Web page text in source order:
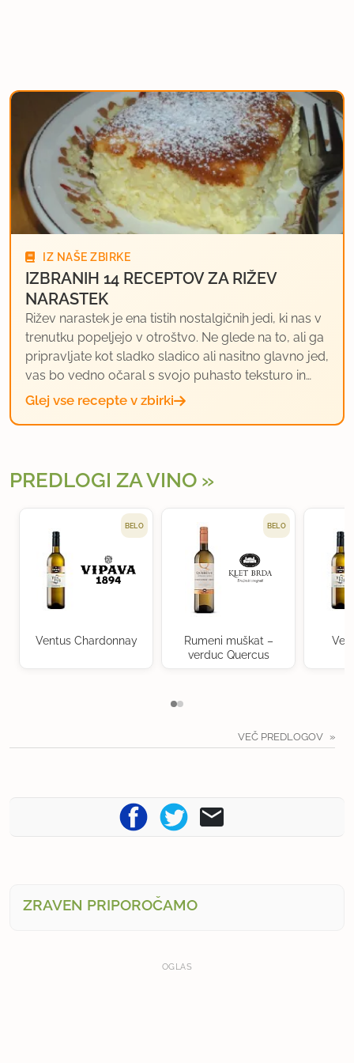
IZ NAŠE ZBIRKE
IZBRANIH 14 RECEPTOV ZA RIŽEV
NARASTEK
Rižev narastek je ena tistih nostalgičnih jedi, ki nas v
trenutku popeljejo v otroštvo. Ne glede na to, ali ga
pripravljate kot sladko sladico ali nasitno glavno jed,
vas bo vedno očaral s svojo puhasto teksturo in…
Glej vse recepte v zbirki
PREDLOGI ZA VINO
BELO
Ventus Chardonnay
BELO
Rumeni muškat –
verduc Quercus
VEČ PREDLOGOV
ZRAVEN PRIPOROČAMO
OGLAS